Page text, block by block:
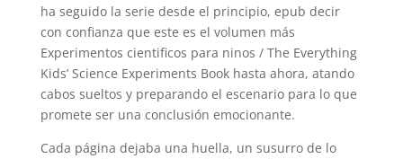
ha seguido la serie desde el principio, epub decir
con confianza que este es el volumen más
Experimentos cientificos para ninos / The Everything
Kids’ Science Experiments Book hasta ahora, atando
cabos sueltos y preparando el escenario para lo que
promete ser una conclusión emocionante.
Cada página dejaba una huella, un susurro de lo